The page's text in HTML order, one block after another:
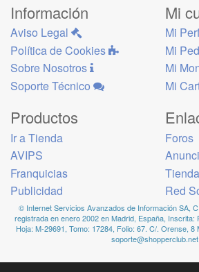
Información
Aviso Legal
Política de Cookies
Sobre Nosotros
Soporte Técnico
Mi
Mi
Mi
Mi
Mi
Productos
Ir a Tienda
AVIPS
Franquicias
Publicidad
Foros
Tienda
Red
© Internet Servicios Avanzados de Información SA,
registrada en enero 2002 en Madrid, España, Inscrita:
Hoja: M-29691, Tomo: 17284, Folio: 67. C/. Orense, 8
soporte@shopperclub.net